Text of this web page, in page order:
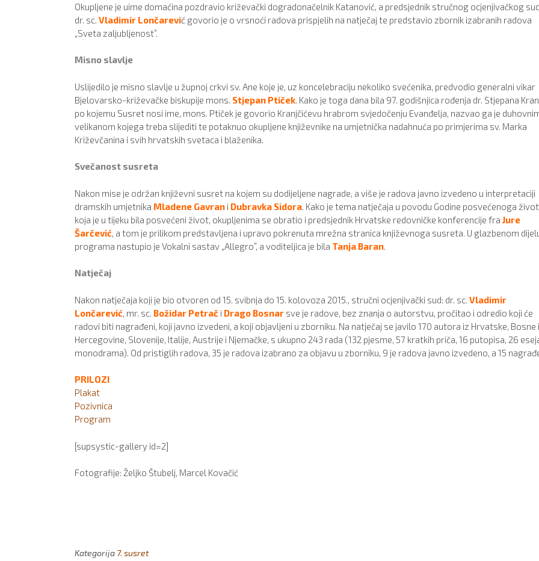
Okupljene je uime domaćina pozdravio križevački dogradonačelnik Katanović, a predsjednik stručnog ocjenjivačkog
dr. sc. Vladimir Lončarević govorio je o vrsnoći radova prispjelih na natječaj te predstavio zbornik izabranih radova
„Sveta zaljubljenost”.
Misno slavlje
Uslijedilo je misno slavlje u župnoj crkvi sv. Ane koje je, uz koncelebraciju nekoliko svećenika, predvodio generalni vikar
Bjelovarsko-križevačke biskupije mons. Stjepan Ptiček . Kako je toga dana bila 97. godišnjica rođenja dr. Stjepana
po kojemu Susret nosi ime, mons. Ptiček je govorio Kranjčićevu hrabrom svjedočenju Evanđelja, nazvao ga je
velikanom kojega treba slijediti te potaknuo okupljene književnike na umjetnička nadahnuća po primjerima sv. Marka
Križevčanina i svih hrvatskih svetaca i blaženika.
Svečanost susreta
Nakon mise je održan književni susret na kojem su dodijeljene nagrade, a više je radova javno izvedeno u interpretaciji
dramskih umjetnika Mladene Gavran i Dubravka Sidora . Kako je tema natječaja u povodu Godine posvećenoga
koja je u tijeku bila posvećeni život, okupljenima se obratio i predsjednik Hrvatske redovničke konferencije fra Jure
Šarčević , a tom je prilikom predstavljena i upravo pokrenuta mrežna stranica književnoga susreta. U glazbenom
programa nastupio je Vokalni sastav „Allegro”, a voditeljica je bila Tanja Baran
Natječaj
Nakon natječaja koji je bio otvoren od 15. svibnja do 15. kolovoza 2015., stručni ocjenjivački sud: dr. sc. Vladimir
Lončarević , mr. sc. Božidar Petrač i Drago Bosnar sve je radove, bez znanja o autorstvu, pročitao i odredio koji će
radovi biti nagrađeni, koji javno izvedeni, a koji objavljeni u zborniku. Na natječaj se javilo 170 autora iz Hrvatske, Bosne i
Hercegovine, Slovenije, Italije, Austrije i Njemačke, s ukupno 243 rada (132 pjesme, 57 kratkih priča, 16 putopisa, 26
monodrama). Od pristiglih radova, 35 je radova izabrano za objavu u zborniku, 9 je radova javno izvedeno, a 15
PRILOZI
Plakat
Pozivnica
Program
[supsystic-gallery id=2]
Fotografije: Željko Štubelj, Marcel Kovačić
Kategorija 7. susret